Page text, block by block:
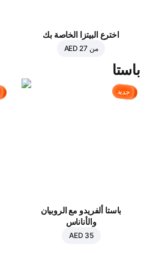
اخترع البيتزا الخاصة بك
منAED 27
باستا
جديد
باستا ألفريدو مع الروبيان
والأناناس
AED 35